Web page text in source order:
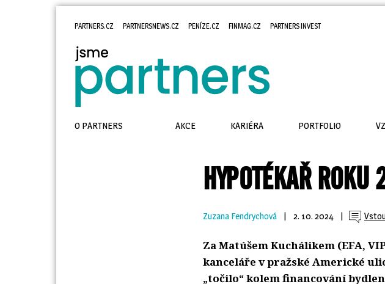
HYPOTÉKAŘ
Zuzana Fendrychová | 2. 10. 2024 |
Za Matúšem Kuchálikem (EFA,
kanceláře v pražské Americké
„točilo“ kolem financování
PARTNERS.CZ PARTNERSNEWS.CZ PENÍZE.CZ FINMAG.CZ PARTNERS INVEST
O PARTNERS AKCE KARIÉRA PORTFOLIO